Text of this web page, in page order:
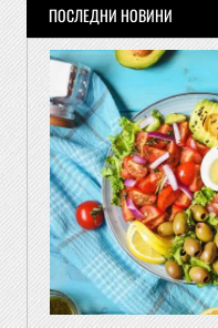
ПОСЛЕДНИ НОВИНИ